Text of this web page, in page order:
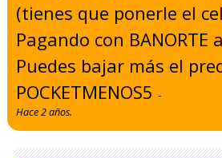
(tienes que ponerle el
Pagando con BANORTE
Puedes bajar más el
POCKETMENOS5-
Hace 2 años.